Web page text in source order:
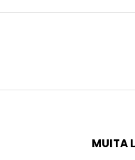
MUITA